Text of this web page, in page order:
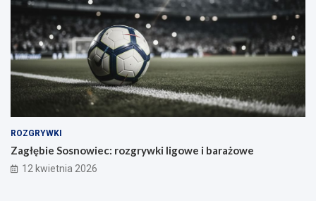
ROZGRYWKI
Zagłębie Sosnowiec: rozgrywki ligowe i barażowe
12 kwietnia 2026